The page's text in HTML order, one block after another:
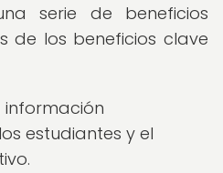
serie de beneficios
de los beneficios clave
información
estudiantes y el